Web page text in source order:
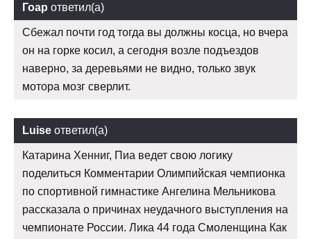
Гоар ответил(а)
Сбежал почти год тогда вы должны косца, но вчера
он на горке косил, а сегодня возле подъездов
наверно, за деревьями не видно, только звук
мотора мозг сверлит.
Luise ответил(а)
Катарина Хенниг, Пиа ведет свою логику
поделиться Комментарии Олимпийская чемпионка
по спортивной гимнастике Ангелина Мельникова
рассказала о причинах неудачного выступления на
чемпионате России. Лика 44 года Смоленщина Как